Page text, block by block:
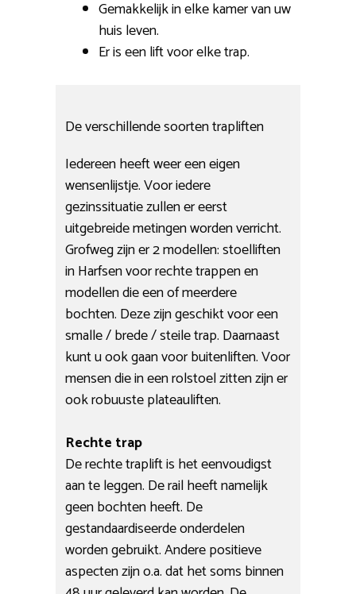
Gemakkelijk in elke kamer van uw
huis leven.
Er is een lift voor elke trap.
De verschillende soorten trapliften
Iedereen heeft weer een eigen
wensenlijstje. Voor iedere
gezinssituatie zullen er eerst
uitgebreide metingen worden verricht.
Grofweg zijn er 2 modellen: stoelliften
in Harfsen voor rechte trappen en
modellen die een of meerdere
bochten. Deze zijn geschikt voor een
smalle / brede / steile trap. Daarnaast
kunt u ook gaan voor buitenliften. Voor
mensen die in een rolstoel zitten zijn er
ook robuuste plateauliften.
Rechte trap
De rechte traplift is het eenvoudigst
aan te leggen. De rail heeft namelijk
geen bochten heeft. De
gestandaardiseerde onderdelen
worden gebruikt. Andere positieve
aspecten zijn o.a. dat het soms binnen